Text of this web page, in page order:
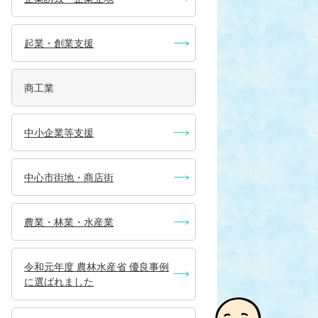
起業・創業支援
商工業
中小企業等支援
中心市街地・商店街
農業・林業・水産業
令和元年度 農林水産省 優良事例
に選ばれました